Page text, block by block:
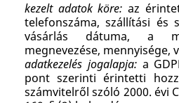
kezelt adatok köre:az
telefonszáma, szállítási és
vásárlás dátuma, a
megnevezése, mennyisége,
adatkezelés jogalapja: a
pont szerinti érintetti
számvitelről szóló 2000. évi